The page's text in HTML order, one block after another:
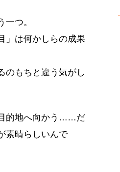
つ。
」は何かしらの成果
のもちと違う気がし
的地へ向かう……だ
素晴らしいんで